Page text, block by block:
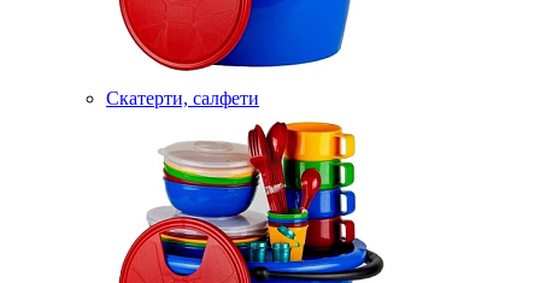
Скатерти, салфети